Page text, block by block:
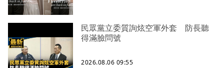
民眾黨立委質詢炫空軍外套 防長聽
得滿臉問號
2026.08.06 09:55